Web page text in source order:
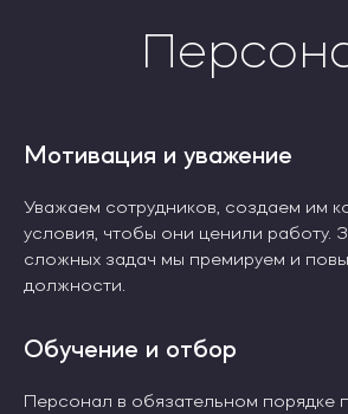
Мотивация и уважение
Уважаем сотрудников, создаем им
условия, чтобы они ценили работу.
сложных задач мы премируем и
должности.
Обучение и отбор
Персонал в обязательном порядке